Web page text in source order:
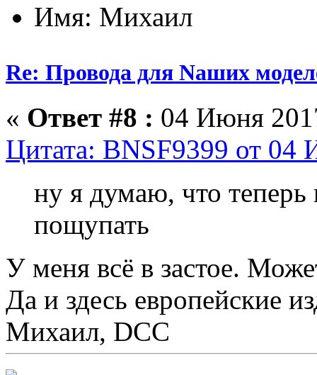
Имя: Михаил
Re: Провода для Nаших
« Ответ #8 : 04 Июня
Цитата: BNSF9399 от 04
ну я думаю, что теперь
пощупать
У меня всё в застое.
Да и здесь европейские
Михаил, DCC